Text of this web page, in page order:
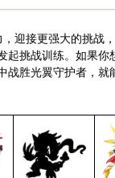
，迎接更强大的挑战
起挑战训练。如果你
战胜光翼守护者，就